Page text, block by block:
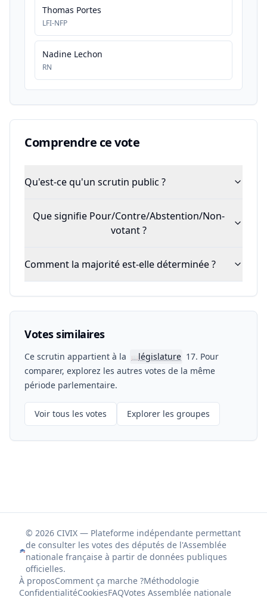
Thomas Portes
LFI-NFP
Nadine Lechon
RN
Comprendre ce vote
Qu'est-ce qu'un scrutin public ?
Que signifie Pour/Contre/Abstention/Non-
votant ?
Comment la majorité est-elle déterminée ?
Votes similaires
Ce scrutin appartient à la 📖législature 17. Pour
comparer, explorez les autres votes de la même
période parlementaire.
Voir tous les votes Explorer les groupes
© 2026 CIVIX — Plateforme indépendante permettant
de consulter les votes des députés de l'Assemblée
nationale française à partir de données publiques
officielles.
À proposComment ça marche ?Méthodologie
ConfidentialitéCookiesFAQVotes Assemblée nationale